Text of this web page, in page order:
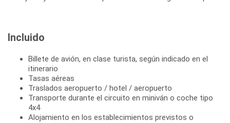
Incluido
Billete de avión, en clase turista, según indicado en el
itinerario
Tasas aéreas
Traslados aeropuerto / hotel / aeropuerto
Transporte durante el circuito en miniván o coche tipo
4x4
Alojamiento en los establecimientos previstos o